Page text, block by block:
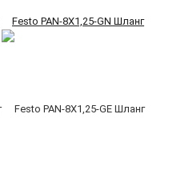
Festo PAN-8X1,25-GN Шланг